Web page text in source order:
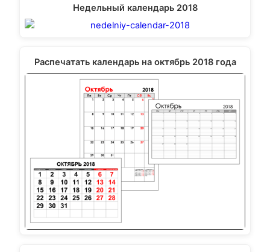
Недельный календарь 2018
Распечатать календарь на октябрь 2018 года